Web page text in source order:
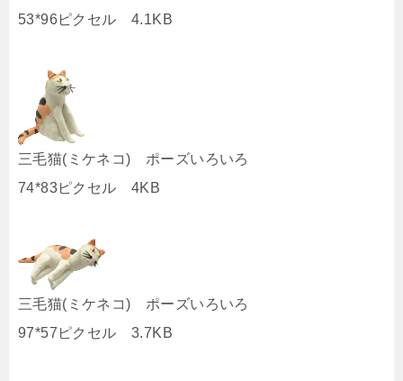
53*96ピクセル 4.1KB
三毛猫(ミケネコ) ポーズいろいろ
74*83ピクセル 4KB
三毛猫(ミケネコ) ポーズいろいろ
97*57ピクセル 3.7KB